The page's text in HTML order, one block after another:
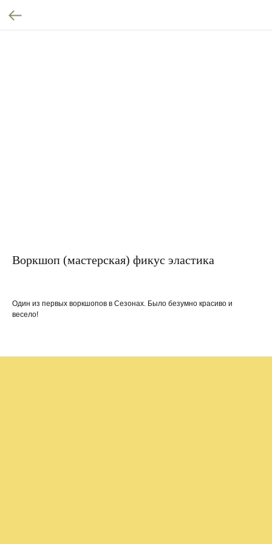
Воркшоп (мастерская) фикус эластика
Один из первых воркшопов в Сезонах. Было безумно красиво и
весело!